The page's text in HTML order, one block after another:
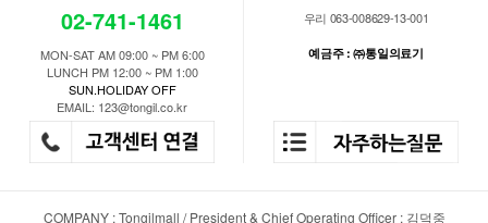
02-741-1461
MON-SAT AM 09:00 ~ PM 6:00
LUNCH PM 12:00 ~ PM 1:00
SUN.HOLIDAY OFF
EMAIL: 123@tongil.co.kr
우리 063-008629-13-001
예금주 : ㈜통일의료기
COMPANY : Tongilmall / President & Chief Operating Officer : 김덕중